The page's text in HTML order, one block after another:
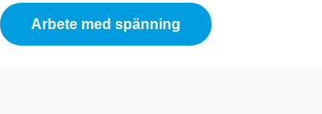
Arbete med spänning